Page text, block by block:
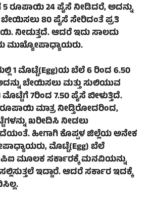
5 ರೂಪಾಯಿ 24 ಪೈಸೆ ನೀಡಿದರೆ, ಅದನ್ನು
80 ಪೈಸೆ ಸೇರಿದಂತೆ ಪ್ರತಿ
ನೀಡುತ್ತದೆ. ಆದರೆ ಇದು ಸಾಲದು
ಮುಖ್ಯೋಪಾಧ್ಯಾಯರು.
1 ಮೊಟ್ಟೆ(Egg)ಯ ಬೆಲೆ 6 ರಿಂದ 6.50
ಬೇಯಿಸಲು ಮತ್ತು ಸುಲಿಯುವ
7ರಿಂದ 7.50 ಪೈಸೆ ಬೀಳುತ್ತಿದೆ.
ಮಾತ್ರ ನೀಡ್ತಿರೋದರಿಂದ,
ಖರೀದಿಸಿ ನೀಡಲು
ಹೀಗಾಗಿ ಕೊಪ್ಪಳ ಜಿಲ್ಲೆಯ ಅನೇಕ
ಮೊಟ್ಟೆ(Egg)ಬೆಲೆ
ಮೂಲಕ ಸರ್ಕಾರಕ್ಕೆ ಮನವಿಯನ್ನು
ಇದ್ದಾರೆ. ಆದರೆ ಸರ್ಕಾರ ಇದಕ್ಕೆ